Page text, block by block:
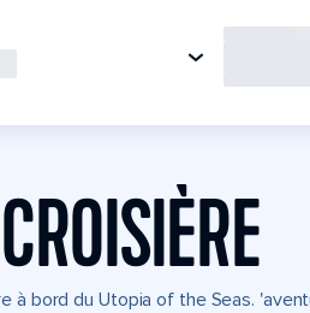
à bord du Utopia of the Seas.